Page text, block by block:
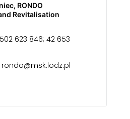
RONDO
Revitalisation
502 623 846; 42 653
rondo@msk.lodz.pl